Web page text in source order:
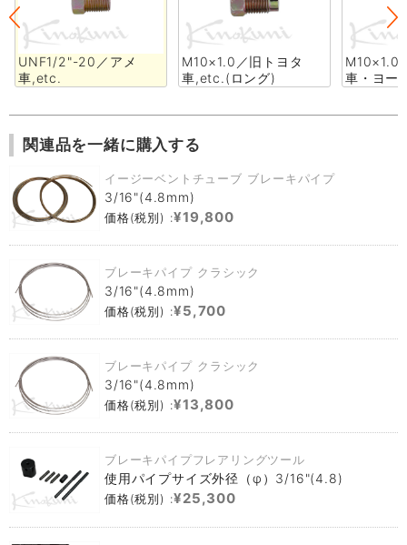
UNF1/2"-20／アメ
車,etc.
M10×1.0／旧トヨタ
車,etc.(ロング)
M10×1.0
車・ヨー
関連品を一緒に購入する
イージーベントチューブ ブレーキパイプ
3/16"(4.8mm)
価格(税別) :¥19,800
ブレーキパイプ クラシック
3/16"(4.8mm)
価格(税別) :¥5,700
ブレーキパイプ クラシック
3/16"(4.8mm)
価格(税別) :¥13,800
ブレーキパイプフレアリングツール
使用パイプサイズ外径（φ）3/16"(4.8)
価格(税別) :¥25,300